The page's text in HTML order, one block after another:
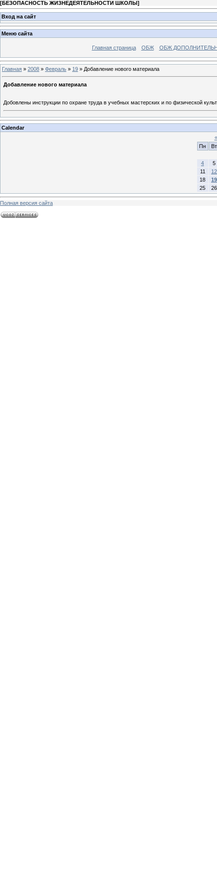
[БЕЗОПАСНОСТЬ ЖИЗНЕДЕЯТЕЛЬНОСТИ ШКОЛЫ]
Вход на сайт
Меню сайта
Главная страница ОБЖ ОБЖ
Главная » 2008 » Февраль » 19 » Добавление нового материала
Добавление нового материала
Добовлены инструкции по охране труда в учебных мастерских и по физической
Calendar
«
Пн
Вт
4
5
11
12
18
19
25
26
Полная версия сайта